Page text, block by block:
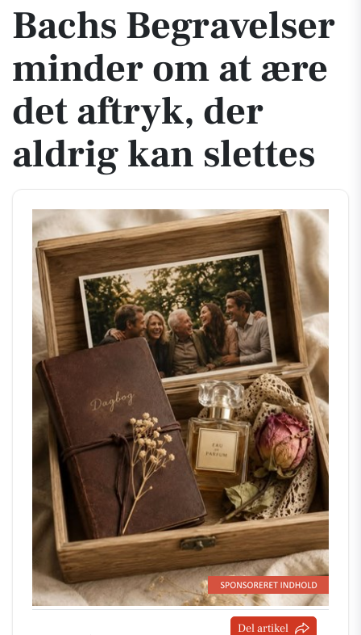
Bachs Begravelser
minder om at ære
det aftryk, der
aldrig kan slettes
Del artikel